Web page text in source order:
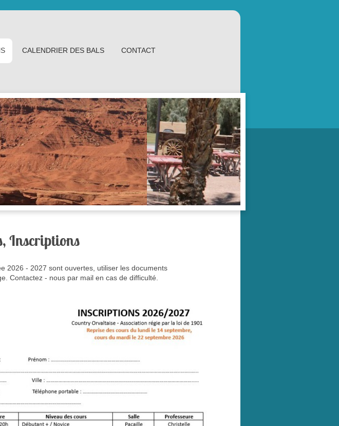
CALENDRIER DES BALS CONTACT
Inscriptions
2026 - 2027 sont ouvertes, utiliser les documents
Contactez - nous par mail en cas de difficulté.